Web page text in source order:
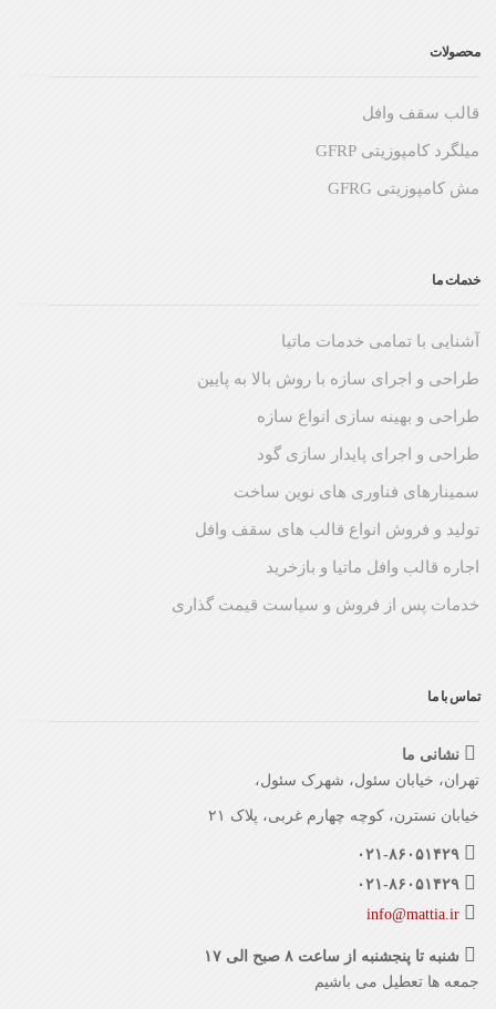
محصولات
قالب سقف وافل
میلگرد کامپوزیتی GFRP
مش کامپوزیتی GFRG
خدمات ما
آشنایی با تمامی خدمات ماتیا
طراحی و اجرای سازه با روش بالا به پایین
طراحی و بهینه سازی انواع سازه
طراحی و اجرای پایدار سازی گود
سمینارهای فناوری های نوین ساخت
تولید و فروش انواع قالب های سقف وافل
اجاره قالب وافل ماتیا و بازخرید
خدمات پس از فروش و سیاست قیمت گذاری
تماس با ما
نشانی ما
تهران، خیابان سئول، شهرک سئول،
خیابان نسترن، کوچه چهارم غربی، پلاک ۲۱
۰۲۱-۸۶۰۵۱۴۲۹
۰۲۱-۸۶۰۵۱۴۲۹
info@mattia.ir
شنبه تا پنجشنبه از ساعت ۸ صبح الی ۱۷
جمعه ها تعطیل می باشیم